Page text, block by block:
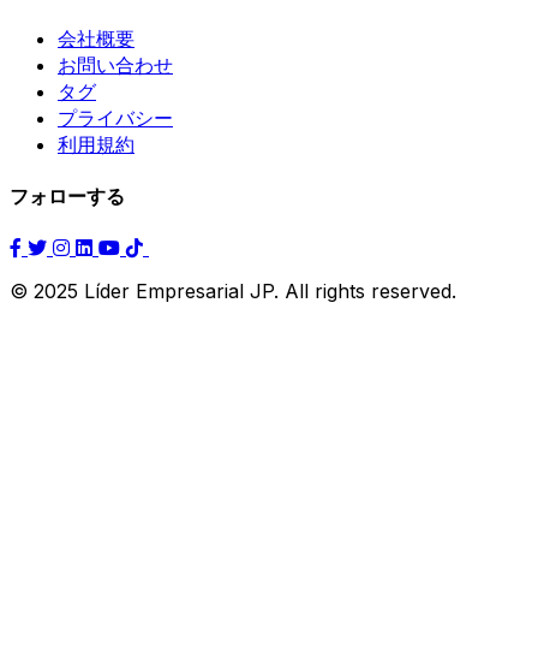
会社概要
お問い合わせ
タグ
プライバシー
利用規約
フォローする
© 2025 Líder Empresarial JP. All rights reserved.